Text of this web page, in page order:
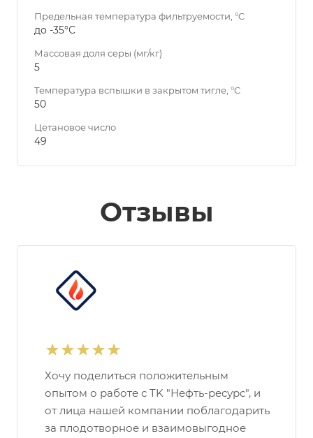
Предельная температура фильтруемости, °C
до -35°С
Массовая доля серы (мг/кг)
5
Температура вспышки в закрытом тигле, °C
50
Цетановое число
49
Отзывы
Хочу поделиться положительным
опытом о работе с TK "Нефть-ресурс", и
от лица нашей компании поблагодарить
за плодотворное и взаимовыгодное